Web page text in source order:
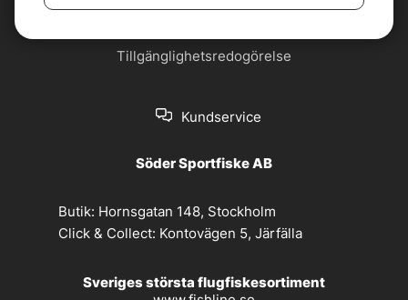
Om oss Privacy policy
Tillgänglighetsredogörelse
Kundservice
Söder Sportfiske AB
Butik: Hornsgatan 148, Stockholm
Click & Collect: Kontovägen 5, Järfälla
Sveriges största flugfiskesortiment